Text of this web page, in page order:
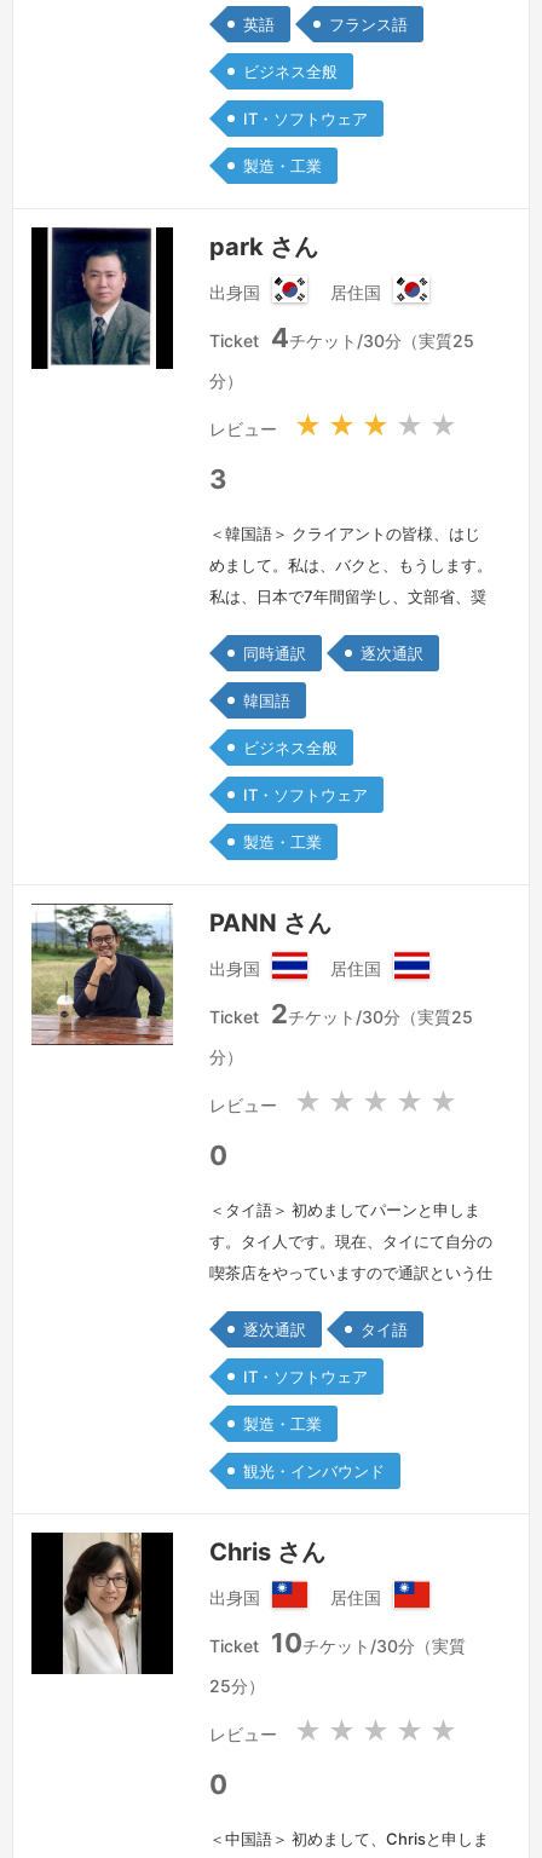
で数百件の通訳経験があり、フランス語
または英語どちらか⇔日本語、両言語
使用⇔日本語のどちらでも可能です。
会議・カンファレンス・イベント・商
談・セミナー・展示会・国際会議・視
察・監査・記者会見等での実績が豊富で
英語 フランス語
ビジネス全般
IT・ソフトウェア
製造・工業
park さん
出身国
韓
居住国
韓
Ticket 4チケット/30分（実質25
分）
レビュー ★ ★ ★ ★ ★
3
＜韓国語＞ クライアントの皆様、はじ
めまして。私は、バクと、もうします。
私は、日本で7年間留学し、文部省、奨
士号をとりました。韓国で、30年間の4
年制大学、教授職を引退した後、いま
は、おもに通訳と翻訳をやっておりま
す。韓国のサムソンなど、大企業の通訳
経験も多数もっております。私の場合
は、工学博士号をもっており、一般通訳
はもちろん、特に、工学など、技術分野
同時通訳 逐次通訳
韓国語
ビジネス全般
IT・ソフトウェア
製造・工業
PANN さん
出身国
イ
居住国
イ
Ticket 2チケット/30分（実質25
分）
レビュー ★ ★ ★ ★ ★
0
＜タイ語＞ 初めましてパーンと申しま
す。タイ人です。現在、タイにて自分の
喫茶店をやっていますので通訳という仕
してタイにある日系企業で８年間ぐらい
勤めました。よかったら私までに通訳勤
務に関する詳細をメッセージでお尋ねい
ただけましたら幸いです。お客様からの
メッセージをお待ちしております！よろ
しくお願いいたします。続きを見る »
逐次通訳 タイ語
IT・ソフトウェア
製造・工業
観光・インバウンド
Chris さん
出身国
湾
居住国
湾
Ticket 10チケット/30分（実質
25分）
レビュー ★ ★ ★ ★ ★
0
＜中国語＞ 初めまして、Chrisと申しま